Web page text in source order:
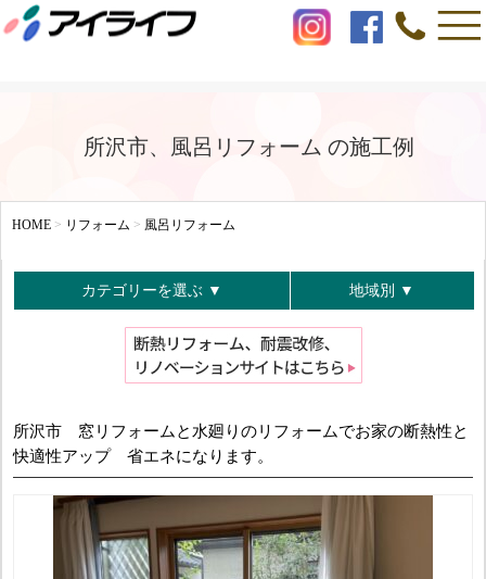
所沢市、風呂リフォーム の施工例
HOME > リフォーム > 風呂リフォーム
カテゴリーを選ぶ ▼ 地域別 ▼
所沢市 窓リフォームと水廻りのリフォームでお家の断熱性と
快適性アップ 省エネになります。